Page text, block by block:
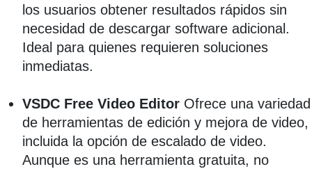
los usuarios obtener resultados rápidos sin
necesidad de descargar software adicional.
Ideal para quienes requieren soluciones
inmediatas.
VSDC Free Video Editor Ofrece una variedad
de herramientas de edición y mejora de video,
incluida la opción de escalado de video.
Aunque es una herramienta gratuita, no